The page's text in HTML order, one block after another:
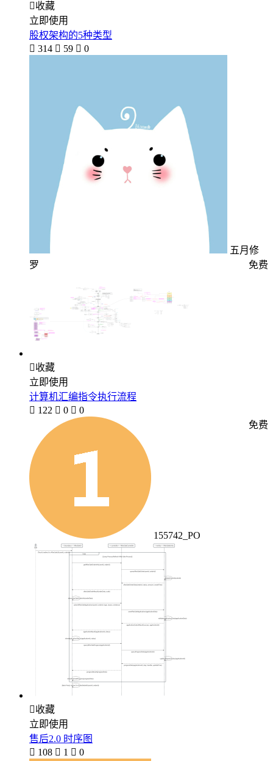
收藏
立即使用
股权架构的5种类型
 314  59  0
五月修
罗
免费
收藏
立即使用
计算机汇编指令执行流程
 122  0  0
155742_PO
免费
收藏
立即使用
售后2.0 时序图
 108  1  0